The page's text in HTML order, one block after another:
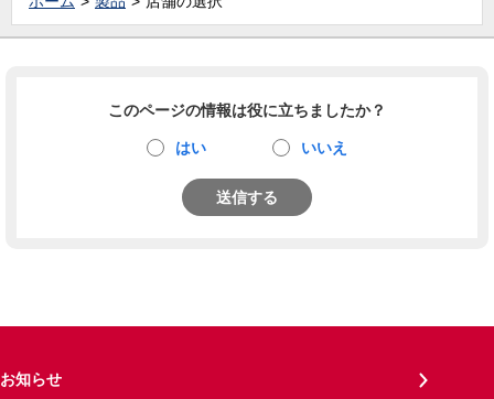
このページの情報は役に立ちましたか？
はい いいえ
送信する
お知らせ